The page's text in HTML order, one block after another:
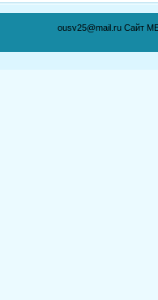
ousv25@mail.ru Сайт